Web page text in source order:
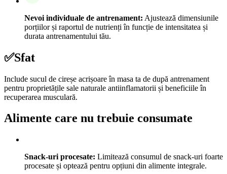
Nevoi individuale de antrenament: Ajustează dimensiunile
porțiilor și raportul de nutrienți în funcție de intensitatea și
durata antrenamentului tău.
✅Sfat
Include sucul de cireșe acrișoare în masa ta de după antrenament
pentru proprietățile sale naturale antiinflamatorii și beneficiile în
recuperarea musculară.
Alimente care nu trebuie consumate
Snack-uri procesate: Limitează consumul de snack-uri foarte
procesate și optează pentru opțiuni din alimente integrale.